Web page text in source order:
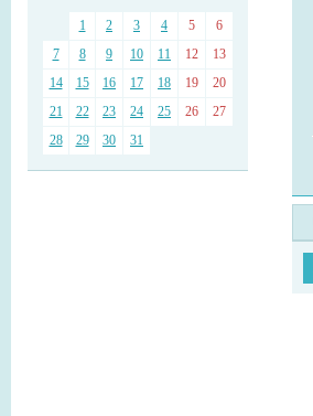
1 2 3 4 5
6
7
8 9 10 11 12
13
14
15 16 17 18 19
20
21
22 23 24 25 26
27
28
29 30 31